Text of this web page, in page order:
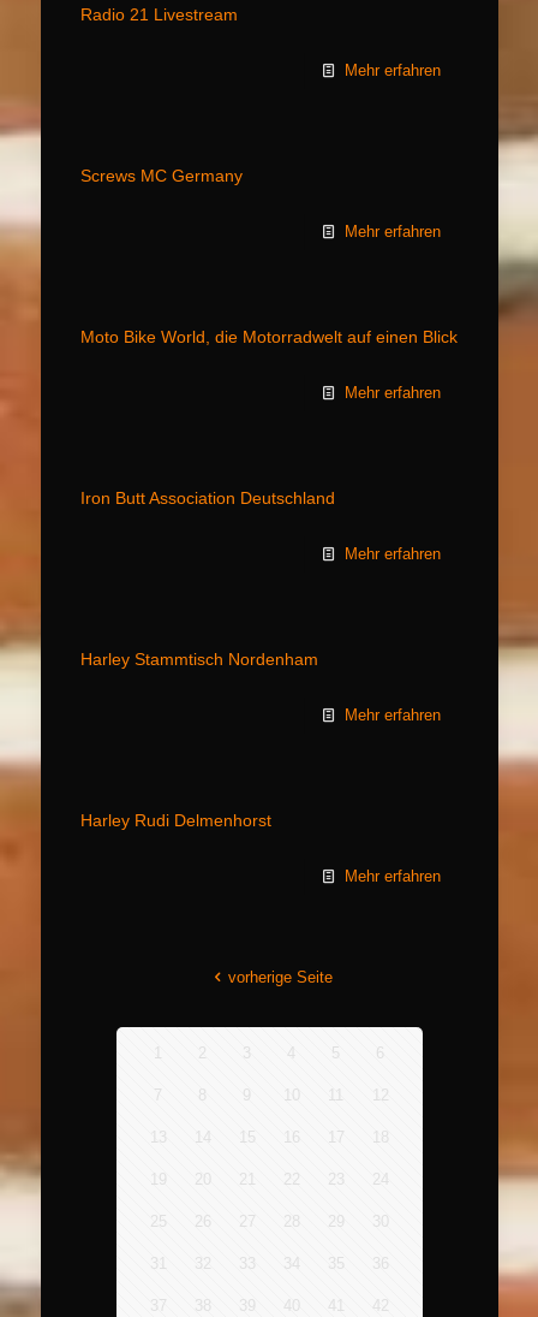
Radio 21 Livestream
Mehr erfahren
Screws MC Germany
Mehr erfahren
Moto Bike World, die Motorradwelt auf einen Blick
Mehr erfahren
Iron Butt Association Deutschland
Mehr erfahren
Harley Stammtisch Nordenham
Mehr erfahren
Harley Rudi Delmenhorst
Mehr erfahren
vorherige Seite
1 2 3 5
7 8 10 11 12
13 14 15 16 17 18
19 20 21 22 23 24
25 26 27 28 29 30
31 32 33 34 35 36
37 38 39 41 42